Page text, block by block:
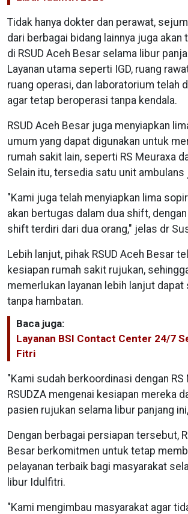
Tidak hanya dokter dan perawat,
dari berbagai bidang lainnya juga akan
di RSUD Aceh Besar selama libur
Layanan utama seperti IGD, ruang
ruang operasi, dan laboratorium telah
agar tetap beroperasi tanpa kendala.
RSUD Aceh Besar juga menyiapkan
umum yang dapat digunakan untuk
rumah sakit lain, seperti RS Meuraxa
Selain itu, tersedia satu unit ambulans
"Kami juga telah menyiapkan lima
akan bertugas dalam dua shift,
shift terdiri dari dua orang," jelas dr
Lebih lanjut, pihak RSUD Aceh Besar
kesiapan rumah sakit rujukan,
memerlukan layanan lebih lanjut
tanpa hambatan.
Baca juga:
Layanan BSI Contact Center 24/7
Fitri
"Kami sudah berkoordinasi dengan RS
RSUDZA mengenai kesiapan mereka
pasien rujukan selama libur panjang
Dengan berbagai persiapan tersebut,
Besar berkomitmen untuk tetap
pelayanan terbaik bagi masyarakat
libur Idulfitri.
"Kami mengimbau masyarakat agar